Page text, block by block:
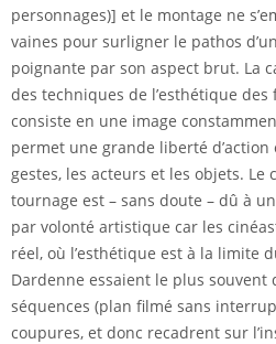
personnages)] et le montage ne
vaines pour surligner le pathos
poignante par son aspect brut. La
des techniques de l’esthétique des
consiste en une image
permet une grande liberté
gestes, les acteurs et les objets. Le
tournage est – sans doute – dû à
par volonté artistique car les
réel, où l’esthétique est à la limite
Dardenne essaient le plus souvent
séquences (plan filmé sans
coupures, et donc recadrent sur